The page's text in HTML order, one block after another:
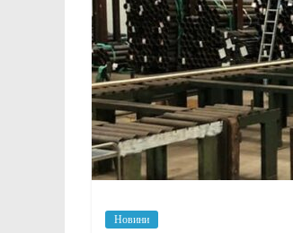
Новини